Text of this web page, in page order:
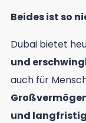
Beides ist so
Dubai bietet
und
auch für
und langfristig